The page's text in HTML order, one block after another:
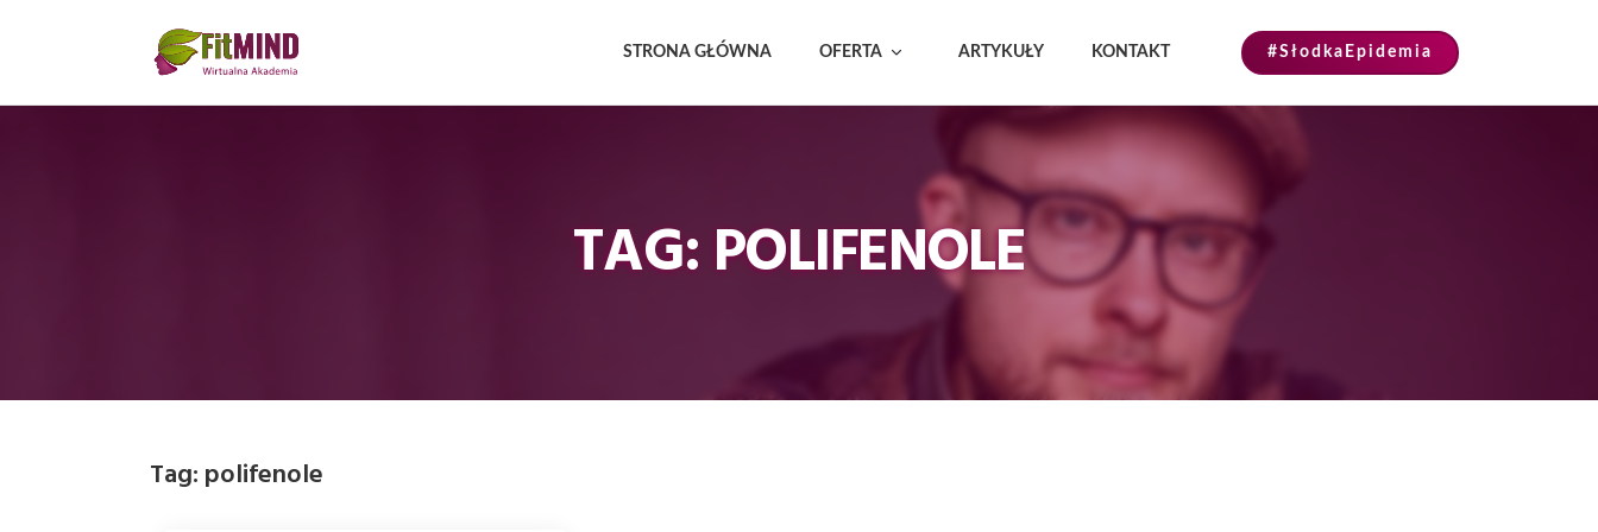
STRONA GŁÓWNA OFERTA ARTYKUŁY KONTAKT #SłodkaEpidemia
TAG: POLIFENOLE
Tag: polifenole